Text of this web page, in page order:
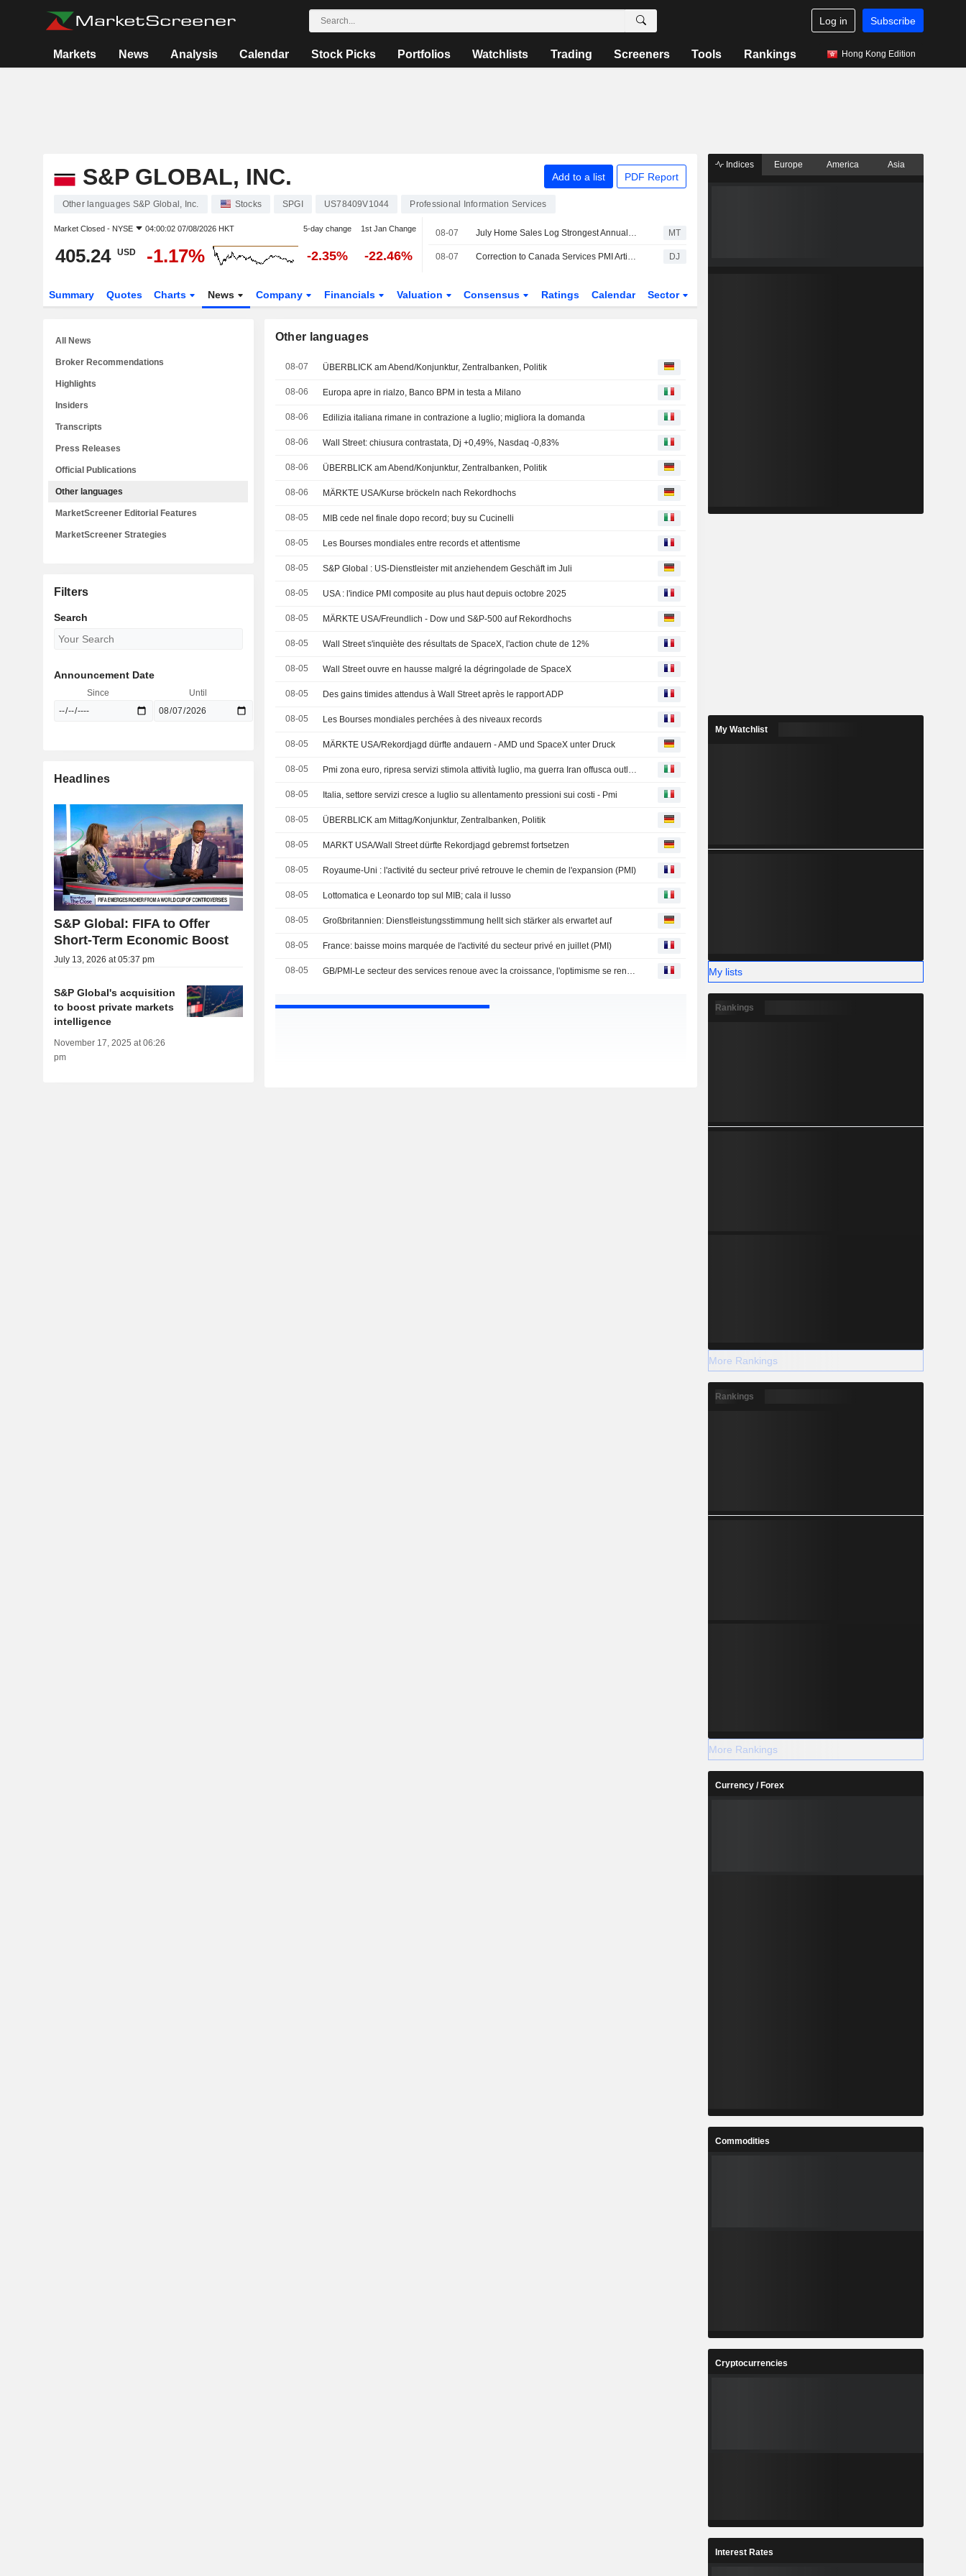
Log in Subscribe
Markets News Analysis Calendar Stock Picks Portfolios Watchlists Trading Screeners Tools Rankings Hong Kong Edition
S&P GLOBAL, INC. Add to a list PDF Report
Other languages S&P Global, Inc. Stocks SPGI US78409V1044 Professional Information Services
Market Closed - NYSE 04:00:02 07/08/2026 HKT 5-day change 1st Jan Change
405.24 USD -1.17% -2.35% -22.46%
08-07 July Home Sales Log Strongest Annual Growth of 2026 But Could Mark Year's Peak, Zillow Says MT
08-07 Correction to Canada Services PMI Article DJ
Summary Quotes Charts News Company Financials Valuation Consensus Ratings Calendar Sector
Other languages
08-07 ÜBERBLICK am Abend/Konjunktur, Zentralbanken, Politik
08-06 Europa apre in rialzo, Banco BPM in testa a Milano
08-06 Edilizia italiana rimane in contrazione a luglio; migliora la domanda
08-06 Wall Street: chiusura contrastata, Dj +0,49%, Nasdaq -0,83%
08-06 ÜBERBLICK am Abend/Konjunktur, Zentralbanken, Politik
08-06 MÄRKTE USA/Kurse bröckeln nach Rekordhochs
08-05 MIB cede nel finale dopo record; buy su Cucinelli
08-05 Les Bourses mondiales entre records et attentisme
08-05 S&P Global : US-Dienstleister mit anziehendem Geschäft im Juli
08-05 USA : l'indice PMI composite au plus haut depuis octobre 2025
08-05 MÄRKTE USA/Freundlich - Dow und S&P-500 auf Rekordhochs
08-05 Wall Street s'inquiète des résultats de SpaceX, l'action chute de 12%
08-05 Wall Street ouvre en hausse malgré la dégringolade de SpaceX
08-05 Des gains timides attendus à Wall Street après le rapport ADP
08-05 Les Bourses mondiales perchées à des niveaux records
08-05 MÄRKTE USA/Rekordjagd dürfte andauern - AMD und SpaceX unter Druck
08-05 Pmi zona euro, ripresa servizi stimola attività luglio, ma guerra Iran offusca outlook
08-05 Italia, settore servizi cresce a luglio su allentamento pressioni sui costi - Pmi
08-05 ÜBERBLICK am Mittag/Konjunktur, Zentralbanken, Politik
08-05 MARKT USA/Wall Street dürfte Rekordjagd gebremst fortsetzen
08-05 Royaume-Uni : l'activité du secteur privé retrouve le chemin de l'expansion (PMI)
08-05 Lottomatica e Leonardo top sul MIB; cala il lusso
08-05 Großbritannien: Dienstleistungsstimmung hellt sich stärker als erwartet auf
08-05 France: baisse moins marquée de l'activité du secteur privé en juillet (PMI)
08-05 GB/PMI-Le secteur des services renoue avec la croissance, l'optimisme se renforce
All News
Broker Recommendations
Highlights
Insiders
Transcripts
Press Releases
Official Publications
Other languages
MarketScreener Editorial Features
MarketScreener Strategies
Filters
Search
Announcement Date
Since Until
Headlines
S&P Global: FIFA to Offer
Short-Term Economic Boost
July 13, 2026 at 05:37 pm
S&P Global's acquisition
to boost private markets
intelligence
November 17, 2025 at 06:26
pm
Indices Europe America Asia
My Watchlist
My lists
Rankings
More Rankings
Rankings
More Rankings
Currency / Forex
Commodities
Cryptocurrencies
Interest Rates